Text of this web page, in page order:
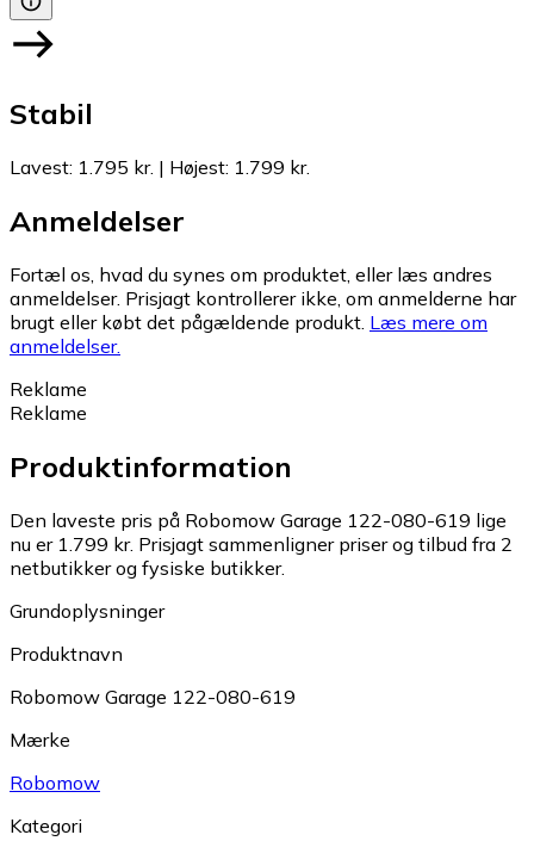
Stabil
Lavest: 1.795 kr. | Højest: 1.799 kr.
Anmeldelser
Fortæl os, hvad du synes om produktet, eller læs andres
anmeldelser. Prisjagt kontrollerer ikke, om anmelderne har
brugt eller købt det pågældende produkt. Læs mere om
anmeldelser.
Reklame
Reklame
Produktinformation
Den laveste pris på Robomow Garage 122-080-619 lige
nu er 1.799 kr. Prisjagt sammenligner priser og tilbud fra 2
netbutikker og fysiske butikker.
Grundoplysninger
Produktnavn
Robomow Garage 122-080-619
Mærke
Robomow
Kategori